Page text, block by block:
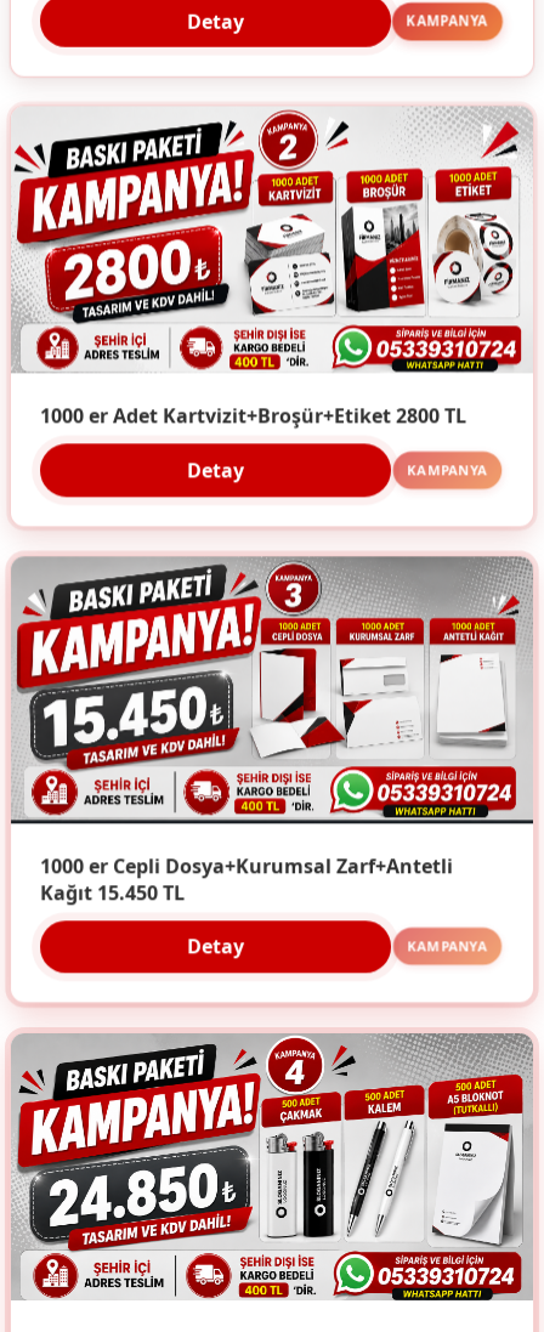
Detay KAMPANYA
1000 er Adet Kartvizit+Broşür+Etiket 2800 TL
Detay KAMPANYA
1000 er Cepli Dosya+Kurumsal Zarf+Antetli
Kağıt 15.450 TL
Detay KAMPANYA